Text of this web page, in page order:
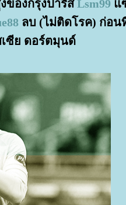
ของกรุงปารีสLsm99 ซ
ลบ (ไม่ติดโรค) ก่อ
ซีย ดอร์ตมุนด์